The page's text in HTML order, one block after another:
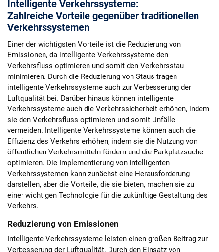
Intelligente Verkehrssysteme:
Zahlreiche Vorteile gegenüber traditionellen
Verkehrssystemen
Einer der wichtigsten Vorteile ist die Reduzierung von
Emissionen, da intelligente Verkehrssysteme den
Verkehrsfluss optimieren und somit den Verkehrsstau
minimieren. Durch die Reduzierung von Staus tragen
intelligente Verkehrssysteme auch zur Verbesserung der
Luftqualität bei. Darüber hinaus können intelligente
Verkehrssysteme auch die Verkehrssicherheit erhöhen, indem
sie den Verkehrsfluss optimieren und somit Unfälle
vermeiden. Intelligente Verkehrssysteme können auch die
Effizienz des Verkehrs erhöhen, indem sie die Nutzung von
öffentlichen Verkehrsmitteln fördern und die Parkplatzsuche
optimieren. Die Implementierung von intelligenten
Verkehrssystemen kann zunächst eine Herausforderung
darstellen, aber die Vorteile, die sie bieten, machen sie zu
einer wichtigen Technologie für die zukünftige Gestaltung des
Verkehrs.
Reduzierung von Emissionen
Intelligente Verkehrssysteme leisten einen großen Beitrag zur
Verbesserung der Luftqualität. Durch den Einsatz von